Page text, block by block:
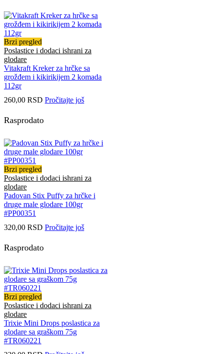
Brzi pregled
Poslastice i dodaci ishrani za
glodare
Vitakraft Kreker za hrčke sa
grožđem i kikirikijem 2 komada
112gr
260,00 RSD Pročitajte još
Rasprodato
Brzi pregled
Poslastice i dodaci ishrani za
glodare
Padovan Stix Puffy za hrčke i
druge male glodare 100gr
#PP00351
320,00 RSD Pročitajte još
Rasprodato
Brzi pregled
Poslastice i dodaci ishrani za
glodare
Trixie Mini Drops poslastica za
glodare sa graškom 75g
#TR060221